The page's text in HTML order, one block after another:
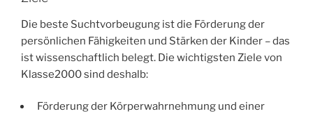
Die beste Suchtvorbeugung ist die Förderung der
persönlichen Fähigkeiten und Stärken der Kinder – das
ist wissenschaftlich belegt. Die wichtigsten Ziele von
Klasse2000 sind deshalb:
Förderung der Körperwahrnehmung und einer